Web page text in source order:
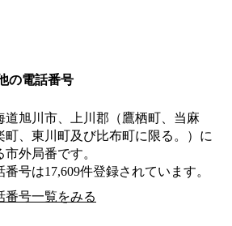
の電話番号
道旭川市、上川郡（鷹栖町、当麻
、東川町及び比布町に限る。） に
外局番です。
号は17,609件登録されています。
番号一覧をみる